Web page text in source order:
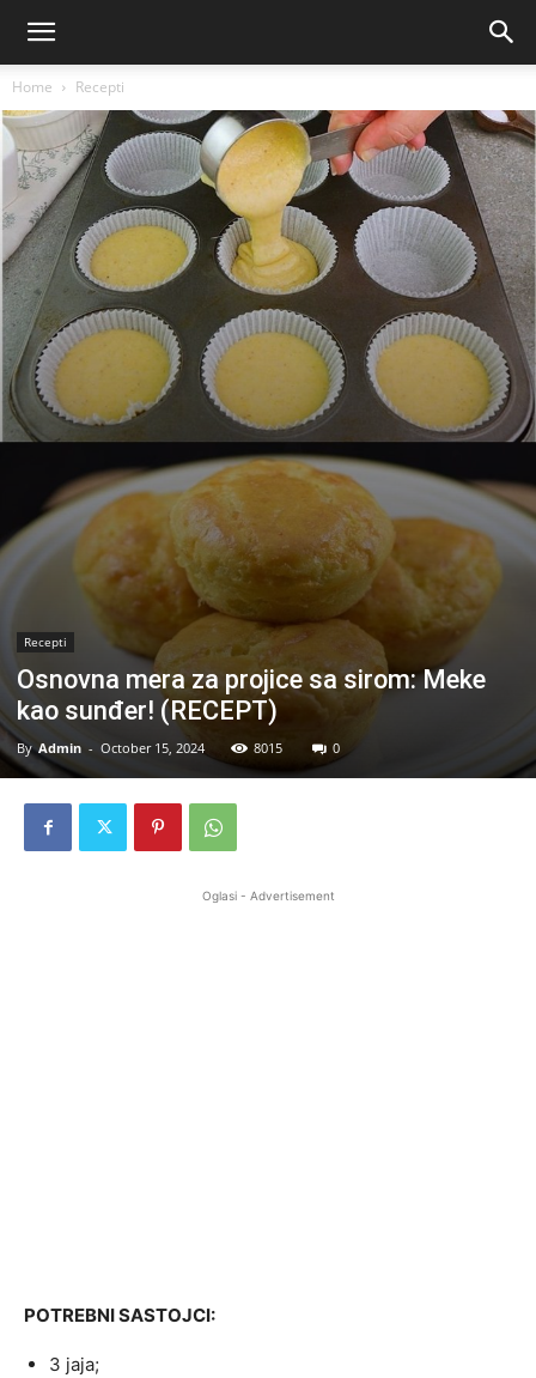
Home Recepti
Recepti
Osnovna mera za projice sa sirom: Meke
kao sunđer! (RECEPT)
By Admin - October 15, 2024 8015 0
Oglasi - Advertisement
POTREBNI SASTOJCI:
3 jaja;